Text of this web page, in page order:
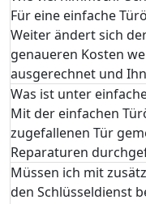
Für eine einfache
Weiter ändert sich
genaueren Kosten
ausgerechnet und
Was ist unter
Mit der einfachen
zugefallenen Tür
Reparaturen
Müssen ich mit
den Schlüsseldienst